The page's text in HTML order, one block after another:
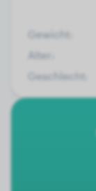
Gewicht:
Alter:
Geschlecht: